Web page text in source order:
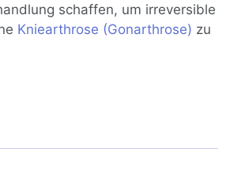
schaffen, um irreversible
Kniearthrose (Gonarthrose) zu
– was tun?